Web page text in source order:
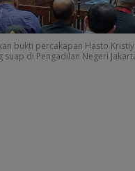
bukti percakapan Hasto
suap di Pengadilan Negeri